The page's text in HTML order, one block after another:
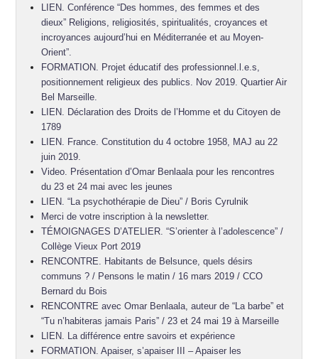
LIEN. Conférence “Des hommes, des femmes et des
dieux” Religions, religiosités, spiritualités, croyances et
incroyances aujourd’hui en Méditerranée et au Moyen-
Orient”.
FORMATION. Projet éducatif des professionnel.l.e.s,
positionnement religieux des publics. Nov 2019. Quartier Air
Bel Marseille.
LIEN. Déclaration des Droits de l’Homme et du Citoyen de
1789
LIEN. France. Constitution du 4 octobre 1958, MAJ au 22
juin 2019.
Video. Présentation d’Omar Benlaala pour les rencontres
du 23 et 24 mai avec les jeunes
LIEN. “La psychothérapie de Dieu” / Boris Cyrulnik
Merci de votre inscription à la newsletter.
TÉMOIGNAGES D’ATELIER. “S’orienter à l’adolescence” /
Collège Vieux Port 2019
RENCONTRE. Habitants de Belsunce, quels désirs
communs ? / Pensons le matin / 16 mars 2019 / CCO
Bernard du Bois
RENCONTRE avec Omar Benlaala, auteur de “La barbe” et
“Tu n’habiteras jamais Paris” / 23 et 24 mai 19 à Marseille
LIEN. La différence entre savoirs et expérience
FORMATION. Apaiser, s’apaiser III – Apaiser les